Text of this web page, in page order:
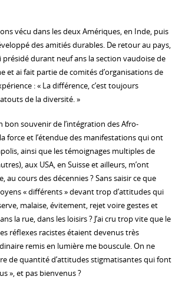
vécu dans les deux Amériques, en Inde, puis
des amitiés durables. De retour au pays,
présidé durant neuf ans la section vaudoise de
et ai fait partie de comités d’organisations de
: « La différence, c’est toujours
de la diversité. »
bon souvenir de l’intégration des Afro-
force et l’étendue des manifestations qui ont
ainsi que les témoignages multiples de
aux USA, en Suisse et ailleurs, m’ont
cours des décennies ? Sans saisir ce que
« différents » devant trop d’attitudes qui
malaise, évitement, rejet voire gestes et
la rue, dans les loisirs ? J’ai cru trop vite que le
réflexes racistes étaient devenus très
remis en lumière me bouscule. On ne
de quantité d’attitudes stigmatisantes qui font
», et pas bienvenus ?